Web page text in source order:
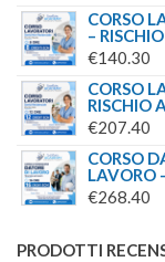
CORSO
–
€140.30
CORSO
RISCHIO
€207.40
CORSO
LAVORO
€268.40
PRODOTTI